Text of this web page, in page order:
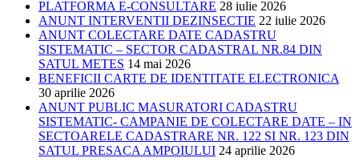
PLATFORMA E-CONSULTARE 28 iulie 2026
ANUNT INTERVENTII DEZINSECTIE 22 iulie 2026
ANUNT COLECTARE DATE CADASTRU
SISTEMATIC – SECTOR CADASTRAL NR.84 DIN
SATUL METES 14 mai 2026
BENEFICII CARTE DE IDENTITATE ELECTRONICA
30 aprilie 2026
ANUNT PUBLIC MASURATORI CADASTRU
SISTEMATIC- CAMPANIE DE COLECTARE DATE – IN
SECTOARELE CADASTRARE NR. 122 SI NR. 123 DIN
SATUL PRESACA AMPOIULUI 24 aprilie 2026